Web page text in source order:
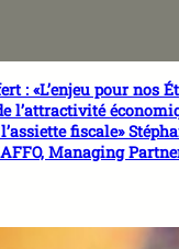
: «L’enjeu pour nos
l’attractivité
fiscale»
Managing